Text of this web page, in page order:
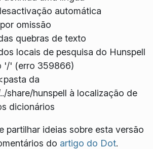
automática
omissão
quebras de texto
locais de pesquisa do Hunspell
'/' (erro 359866)
da
share/hunspell à localização de
dicionários
partilhar ideias sobre esta versão
do artigo do Dot.